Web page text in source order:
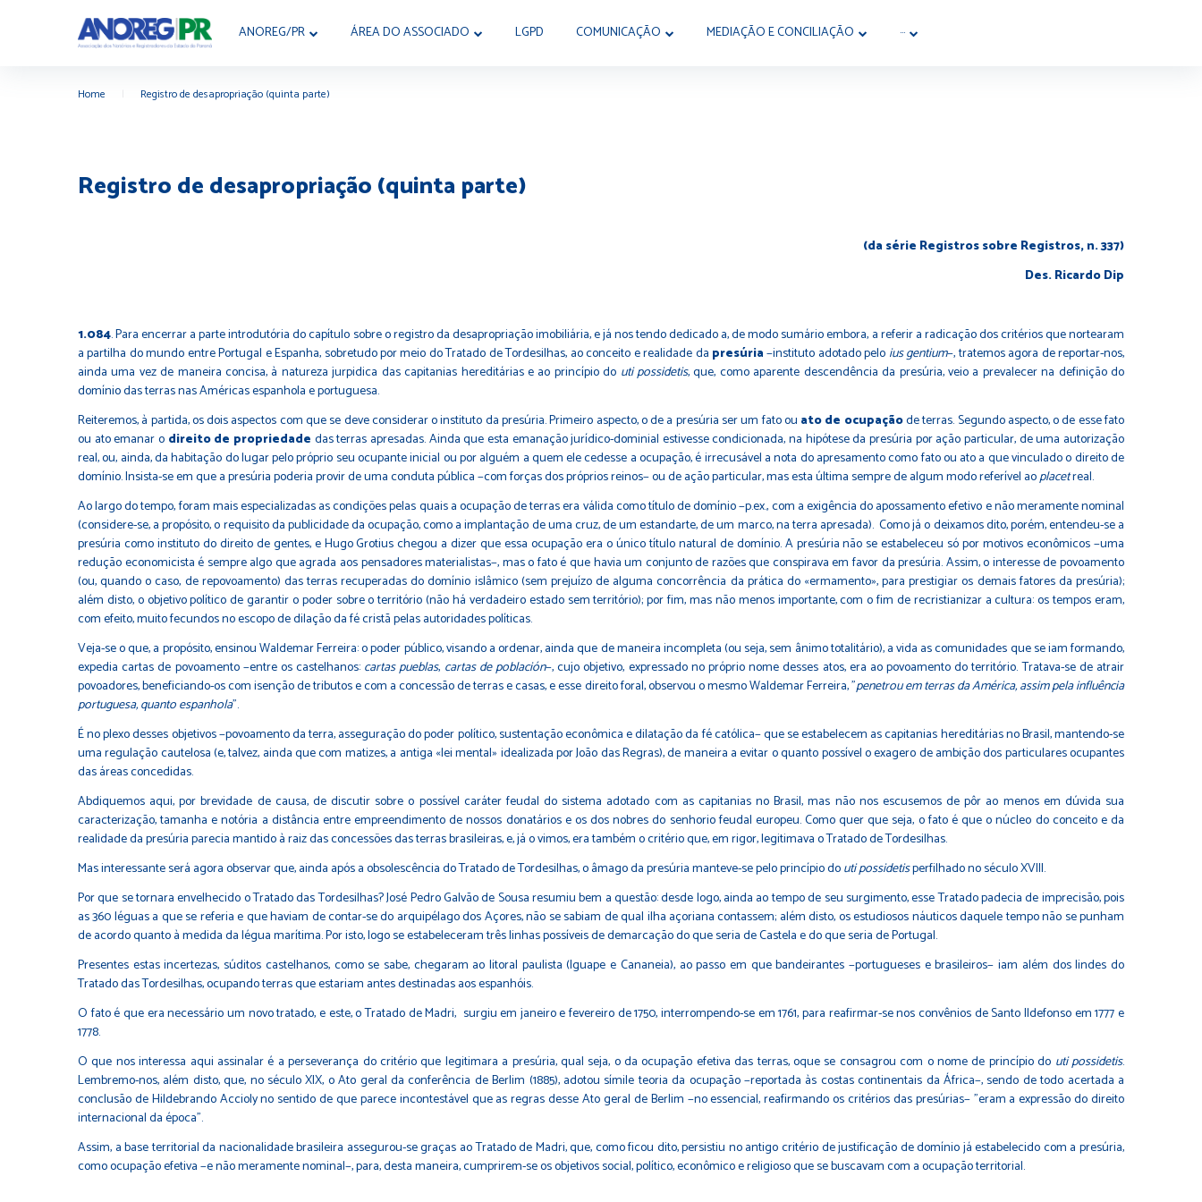
ANOREG/PR ÁREA DO ASSOCIADO LGPD COMUNICAÇÃO MEDIAÇÃO E CONCILIAÇÃO ···
Home Registro de desapropriação (quinta parte)
Registro de desapropriação (quinta parte)
(da série Registros sobre Registros, n. 337)
Des. Ricardo Dip
1.084.Para encerrar a parte introdutória do capítulo sobre o registro da desapropriação imobiliária, e já nos tendo dedicado a, de modo sumário embora, a referir a radicação dos critérios que nortearam
a partilha do mundo entre Portugal e Espanha, sobretudo por meio do Tratado de Tordesilhas, ao conceito e realidade da presúria−instituto adotado pelo ius gentium−, tratemos agora de reportar-nos,
ainda uma vez de maneira concisa, à natureza jurpidica das capitanias hereditárias e ao princípio do uti possidetis, que, como aparente descendência da presúria, veio a prevalecer na definição do
domínio das terras nas Américas espanhola e portuguesa.
Reiteremos, à partida, os dois aspectos com que se deve considerar o instituto da presúria. Primeiro aspecto, o de a presúria ser um fato ou ato de ocupaçãode terras. Segundo aspecto, o de esse fato
ou ato emanar o direito de propriedade das terras apresadas. Ainda que esta emanação jurídico-dominial estivesse condicionada, na hipótese da presúria por ação particular, de uma autorização
real, ou, ainda, da habitação do lugar pelo próprio seu ocupante inicial ou por alguém a quem ele cedesse a ocupação, é irrecusável a nota do apresamento como fato ou ato a que vinculado o direito de
domínio. Insista-se em que a presúria poderia provir de uma conduta pública −com forças dos próprios reinos− ou de ação particular, mas esta última sempre de algum modo referível aoplacetreal.
Ao largo do tempo, foram mais especializadas as condições pelas quais a ocupação de terras era válida como título de domínio −p.ex., com a exigência do apossamento efetivo e não meramente nominal
(considere-se, a propósito, o requisito da publicidade da ocupação, como a implantação de uma cruz, de um estandarte, de um marco, na terra apresada). Como já o deixamos dito, porém, entendeu-se a
presúria como instituto do direito de gentes, e Hugo Grotius chegou a dizer que essa ocupação era o único título natural de domínio. A presúria não se estabeleceu só por motivos econômicos −uma
redução economicista é sempre algo que agrada aos pensadores materialistas−, mas o fato é que havia um conjunto de razões que conspirava em favor da presúria. Assim, o interesse de povoamento
(ou, quando o caso, de repovoamento) das terras recuperadas do domínio islâmico (sem prejuízo de alguma concorrência da prática do «ermamento», para prestigiar os demais fatores da presúria);
além disto, o objetivo político de garantir o poder sobre o território (não há verdadeiro estado sem território); por fim, mas não menos importante, com o fim de recristianizar a cultura: os tempos eram,
com efeito, muito fecundos no escopo de dilação da fé cristã pelas autoridades políticas.
Veja-se o que, a propósito, ensinouWaldemar Ferreira: o poder público, visando a ordenar, ainda que de maneira incompleta (ou seja, sem ânimo totalitário), a vida as comunidades que se iam formando,
expedia cartas de povoamento −entre os castelhanos: cartas pueblas, cartas de población−, cujo objetivo, expressado no próprio nome desses atos, era ao povoamento do território. Tratava-se de atrair
povoadores, beneficiando-os com isenção de tributos e com a concessão de terras e casas, e esse direito foral, observou o mesmoWaldemar Ferreira, "penetrou em terras da América, assim pela influência
portuguesa, quanto espanhola".
É no plexo desses objetivos −povoamento da terra, asseguração do poder político, sustentação econômica e dilatação da fé católica− que se estabelecem as capitanias hereditárias no Brasil, mantendo-se
uma regulação cautelosa (e, talvez, ainda que com matizes, a antiga «lei mental» idealizada por João das Regras), de maneira a evitar o quanto possível o exagero de ambição dos particulares ocupantes
das áreas concedidas.
Abdiquemos aqui, por brevidade de causa, de discutir sobre o possível caráter feudal do sistema adotado com as capitanias no Brasil, mas não nos escusemos de pôr ao menos em dúvida sua
caracterização, tamanha e notória a distância entre empreendimento de nossos donatários e os dos nobres do senhorio feudal europeu. Como quer que seja, o fato é que o núcleo do conceito e da
realidade da presúria parecia mantido à raiz das concessões das terras brasileiras, e, já o vimos, era também o critério que, em rigor, legitimava o Tratado de Tordesilhas.
Mas interessante será agora observar que, ainda após a obsolescência do Tratado de Tordesilhas, o âmago da presúria manteve-se pelo princípio douti possidetisperfilhado no século XVIII.
Por que se tornara envelhecido o Tratado das Tordesilhas? José PedroGalvão de Sousaresumiu bem a questão: desde logo, ainda ao tempo de seu surgimento, esse Tratado padecia de imprecisão, pois
as 360 léguas a que se referia e que haviam de contar-se do arquipélago dos Açores, não se sabiam de qual ilha açoriana contassem; além disto, os estudiosos náuticos daquele tempo não se punham
de acordo quanto à medida da légua marítima. Por isto, logo se estabeleceram três linhas possíveis de demarcação do que seria de Castela e do que seria de Portugal.
Presentes estas incertezas, súditos castelhanos, como se sabe, chegaram ao litoral paulista (Iguape e Cananeia), ao passo em que bandeirantes −portugueses e brasileiros− iam além dos lindes do
Tratado das Tordesilhas, ocupando terras que estariam antes destinadas aos espanhóis.
O fato é que era necessário um novo tratado, e este, o Tratado de Madri, surgiu em janeiro e fevereiro de 1750, interrompendo-se em 1761, para reafirmar-se nos convênios de Santo Ildefonso em 1777 e
1778.
O que nos interessa aqui assinalar é a perseverança do critério que legitimara a presúria, qual seja, o da ocupação efetiva das terras, oque se consagrou com o nome de princípio do uti possidetis.
Lembremo-nos, além disto, que, no século XIX, o Ato geral da conferência de Berlim (1885), adotou símile teoria da ocupação −reportada às costas continentais da África−, sendo de todo acertada a
conclusão de Hildebrando Accioly no sentido de que parece incontestável que as regras desse Ato geral de Berlim −no essencial, reafirmando os critérios das presúrias− "eram a expressão do direito
internacional da época".
Assim, a base territorial da nacionalidade brasileira assegurou-se graças ao Tratado de Madri, que, como ficou dito, persistiu no antigo critério de justificação de domínio já estabelecido com a presúria,
como ocupação efetiva −e não meramente nominal−, para, desta maneira, cumprirem-se os objetivos social, político, econômico e religioso que se buscavam com a ocupação territorial.